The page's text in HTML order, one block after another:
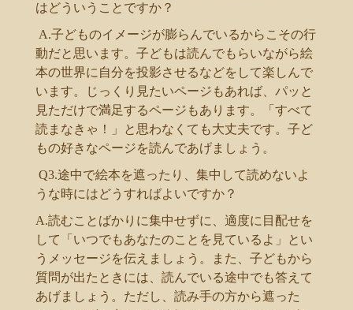
はどういうことですか？
A.子どものイメージが膨らんでいるからこその行
動だと思います。子どもは読んでもらいながら絵
本の世界に自分を投影させるなどをして楽しんで
います。じっくり見たいページもあれば、パッと
見ただけで満足するページもあります。「すべて
読まなきゃ！」と思わなくても大丈夫です。子ど
もの好きなページを読んであげましょう。
Q3.途中で絵本を遮ったり、集中して読めないよ
うな時にはどうすればよいですか？
A.読むことばかりに集中せずに、適度に目配せを
して「いつでもあなたのことを見ているよ」とい
うメッセージを伝えましょう。また、子どもから
質問が出たときには、読んでいる途中でも答えて
あげましょう。ただし、読み手の方から遮った